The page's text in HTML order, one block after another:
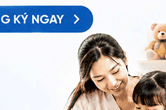
u.
thương chỉnh hình để kết
xét nghiệm chẩn đoán hình